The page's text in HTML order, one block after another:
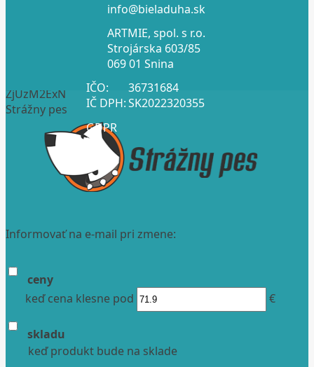
info@bieladuha.sk
ARTMIE, spol. s r.o.
Strojárska 603/85
069 01 Snina
IČO:
36731684
IČ DPH:SK2022320355
GDPR
ZjUzM2ExN
Strážny pes
Informovať na e-mail pri zmene:
ceny
keď cena klesne pod
€
skladu
keď produkt bude na sklade